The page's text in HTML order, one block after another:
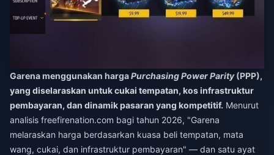
Garena menggunakan hargaPurchasing Power Parity(PPP),
yang diselaraskan untuk cukai tempatan, kos infrastruktur
pembayaran, dan dinamik pasaran yang kompetitif. Menurut
analisis freefirenation.com bagi tahun 2026, "Garena
melaraskan harga berdasarkan kuasa beli tempatan, mata
wang, cukai, dan infrastruktur pembayaran" — dan satu ayat